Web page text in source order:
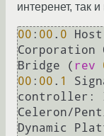
интеренет, так
00 : 00 . 0
Corporation
Bridge ( rev
00 : 00 . 1
controller:
Celeron/
Dynamic